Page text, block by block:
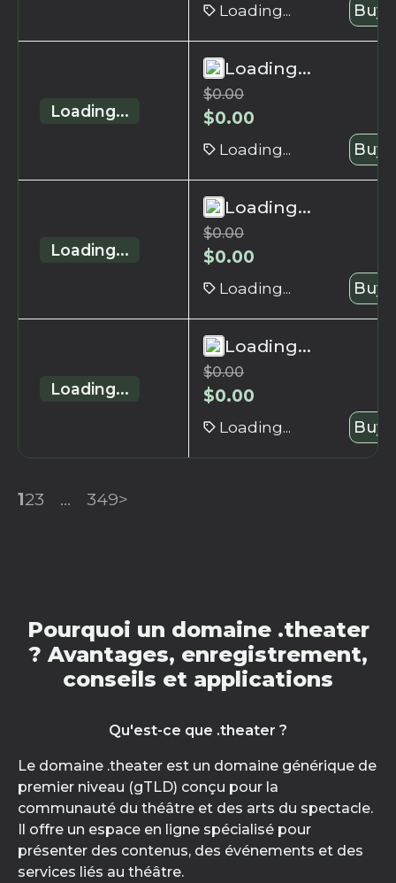
Loading... Buy
Loading...
Loading...
$0.00
$0.00
Loading... Buy
Loading...
Loading...
$0.00
$0.00
Loading... Buy
Loading...
Loading...
$0.00
$0.00
Loading... Buy
123 ... 349>
Pourquoi un domaine .theater
? Avantages, enregistrement,
conseils et applications
Qu'est-ce que .theater ?
Le domaine .theater est un domaine générique de
premier niveau (gTLD) conçu pour la
communauté du théâtre et des arts du spectacle.
Il offre un espace en ligne spécialisé pour
présenter des contenus, des événements et des
services liés au théâtre.